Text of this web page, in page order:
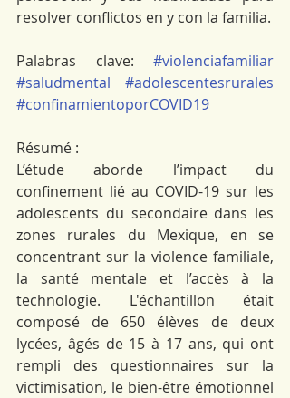
resolver conflictos en y con la familia.
Palabras clave: #violenciafamiliar
#saludmental
#adolescentesrurales
#confinamientoporCOVID19
Résumé :
L’étude aborde l’impact du
confinement lié au COVID-19 sur les
adolescents du secondaire dans les
zones rurales du Mexique, en se
concentrant sur la violence familiale,
la santé mentale et l’accès à la
technologie. L'échantillon était
composé de 650 élèves de deux
lycées, âgés de 15 à 17 ans, qui ont
rempli des questionnaires sur la
victimisation, le bien-être émotionnel